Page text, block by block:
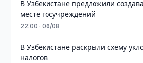
В Узбекистане предложили
месте госучреждений
22:00 · 06/08
В Узбекистане раскрыли схему
налогов